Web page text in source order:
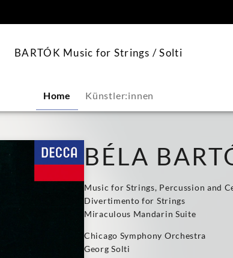
BARTÓK Music for Strings / Solti
Home Künstler:innen
BÉLA
Music for Strings, Percussion and
Divertimento for Strings
Miraculous Mandarin Suite
Chicago Symphony Orchestra
Georg Solti